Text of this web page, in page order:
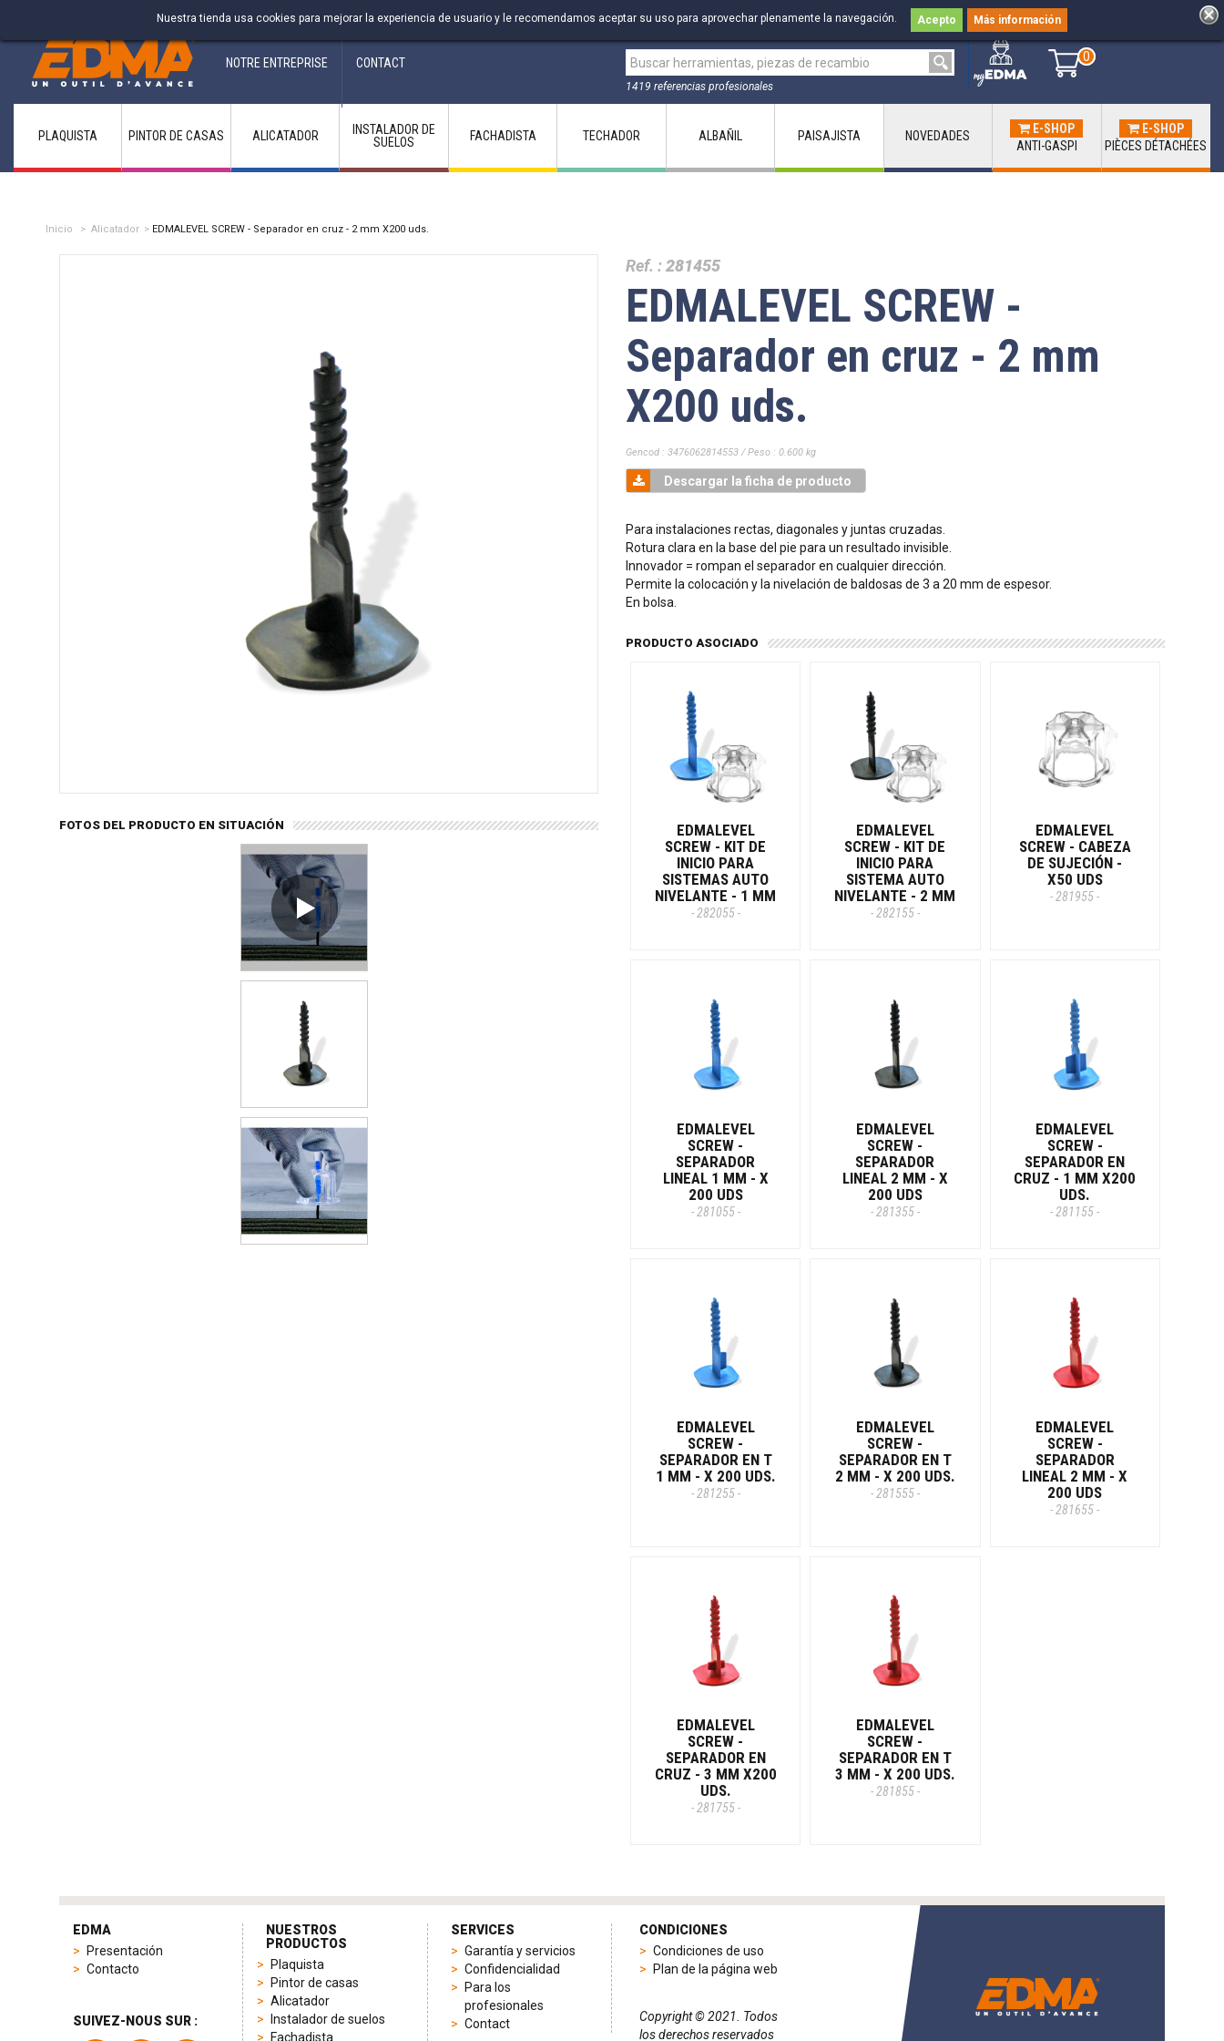
Fabricant francais depuis 1937
NOTRE ENTREPRISE CONTACT
1419 referencias profesionales
0
0
Nuestra tienda usa cookies para mejorar la experiencia de usuario y le recomendamos aceptar su uso para aprovechar plenamente la navegación. Acepto Más información
PLAQUISTA PINTOR DE CASAS ALICATADOR
INSTALADOR DE
SUELOS
FACHADISTA TECHADOR ALBAÑIL PAISAJISTA NOVEDADES
E-SHOP
ANTI-GASPI
E-SHOP
PIÈCES DÉTACHÉES
Inicio > Alicatador > EDMALEVEL SCREW - Separador en cruz - 2 mm X200 uds.
FOTOS DEL PRODUCTO EN SITUACIÓN
Ref. :281455
EDMALEVEL SCREW -
Separador en cruz - 2 mm
X200 uds.
Gencod : 3476062814553 / Peso : 0.600 kg
Descargar la ficha de producto
Para instalaciones rectas, diagonales y juntas cruzadas.
Rotura clara en la base del pie para un resultado invisible.
Innovador = rompan el separador en cualquier dirección.
Permite la colocación y la nivelación de baldosas de 3 a 20 mm de espesor.
En bolsa.
PRODUCTO ASOCIADO
EDMALEVEL
SCREW - KIT DE
INICIO PARA
SISTEMAS AUTO
NIVELANTE - 1 MM
- 282055 -
EDMALEVEL
SCREW - KIT DE
INICIO PARA
SISTEMA AUTO
NIVELANTE - 2 MM
- 282155 -
EDMALEVEL
SCREW - CABEZA
DE SUJECIÓN -
X50 UDS
- 281955 -
EDMALEVEL
SCREW -
SEPARADOR
LINEAL 1 MM - X
200 UDS
- 281055 -
EDMALEVEL
SCREW -
SEPARADOR
LINEAL 2 MM - X
200 UDS
- 281355 -
EDMALEVEL
SCREW -
SEPARADOR EN
CRUZ - 1 MM X200
UDS.
- 281155 -
EDMALEVEL
SCREW -
SEPARADOR EN T
1 MM - X 200 UDS.
- 281255 -
EDMALEVEL
SCREW -
SEPARADOR EN T
2 MM - X 200 UDS.
- 281555 -
EDMALEVEL
SCREW -
SEPARADOR
LINEAL 2 MM - X
200 UDS
- 281655 -
EDMALEVEL
SCREW -
SEPARADOR EN
CRUZ - 3 MM X200
UDS.
- 281755 -
EDMALEVEL
SCREW -
SEPARADOR EN T
3 MM - X 200 UDS.
- 281855 -
EDMA
Presentación
Contacto
SUIVEZ-NOUS SUR :
NUESTROS
PRODUCTOS
Plaquista
Pintor de casas
Alicatador
Instalador de suelos
Fachadista
SERVICES
Garantía y servicios
Confidencialidad
Para los
profesionales
Contact
CONDICIONES
Condiciones de uso
Plan de la página web
Copyright © 2021. Todos
los derechos reservados